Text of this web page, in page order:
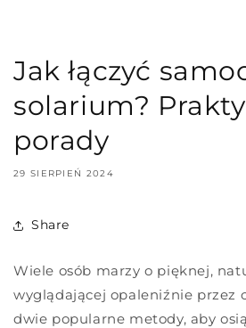
Jak łączyć
solarium?
porady
29 SIERPIEŃ 2024
Share
Wiele osób marzy o pięknej,
wyglądającej opaleniźnie przez
dwie popularne metody, aby